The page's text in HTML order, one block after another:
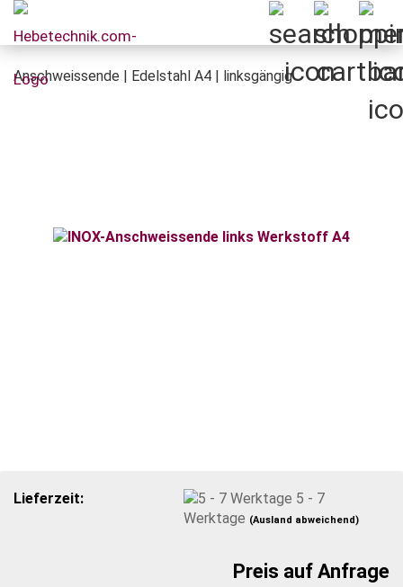
Anschweissende | Edelstahl A4 | linksgängig
Lieferzeit:
5 - 7
Werktage (Ausland abweichend)
Preis auf Anfrage